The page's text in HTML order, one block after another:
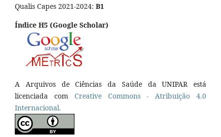
Qualis Capes 2021-2024: B1
Índice H5 (Google Scholar)
A Arquivos de Ciências da Saúde da UNIPAR está
licenciada com Creative Commons - Atribuição 4.0
Internacional.